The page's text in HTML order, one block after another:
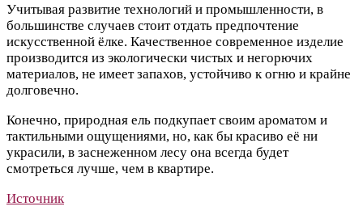
Учитывая развитие технологий и промышленности, в
большинстве случаев стоит отдать предпочтение
искусственной ёлке. Качественное современное изделие
производится из экологически чистых и негорючих
материалов, не имеет запахов, устойчиво к огню и крайне
долговечно.
Конечно, природная ель подкупает своим ароматом и
тактильными ощущениями, но, как бы красиво её ни
украсили, в заснеженном лесу она всегда будет
смотреться лучше, чем в квартире.
Источник